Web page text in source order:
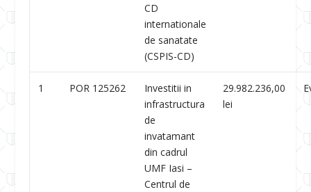
CD
internationale
de sanatate
(CSPIS-CD)
1 POR 125262
Investitii in
infrastructura
de
invatamant
din cadrul
UMF Iasi –
Centrul de
29.982.236,00
lei